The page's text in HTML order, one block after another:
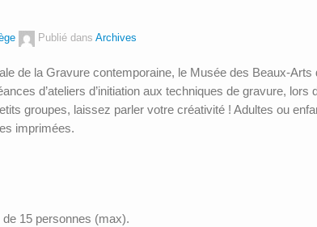
Publié dans Archives
de la Gravure contemporaine, le Musée des Beaux-
d’ateliers d’initiation aux techniques de gravure,
groupes, laissez parler votre créativité ! Adultes ou
imprimées.
15 personnes (max).